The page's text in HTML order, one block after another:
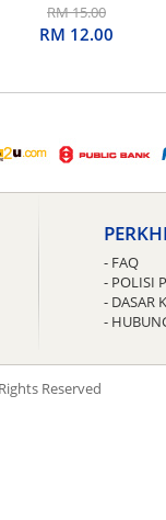
Arab: Panduan Praktikal
untuk Guru
RM 15.00
RM 12.00
- FAQ
- POLISI
- DASAR
-
Reserved